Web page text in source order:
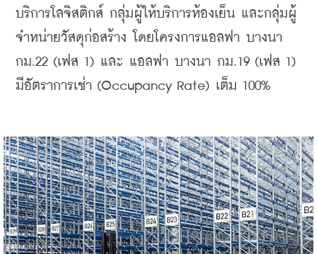
บริการโลจิสติกส์ กลุ่มผู้ให้บริการห้องเย็น และกลุ่มผู้
จำหน่ายวัสดุก่อสร้าง โดยโครงการแอลฟา บางนา
กม.22 (เฟส 1) และ แอลฟา บางนา กม.19 (เฟส 1)
มีอัตราการเช่า (Occupancy Rate) เต็ม 100%